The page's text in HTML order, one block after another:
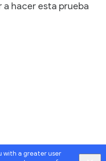
with a greater user
a hacer esta prueba